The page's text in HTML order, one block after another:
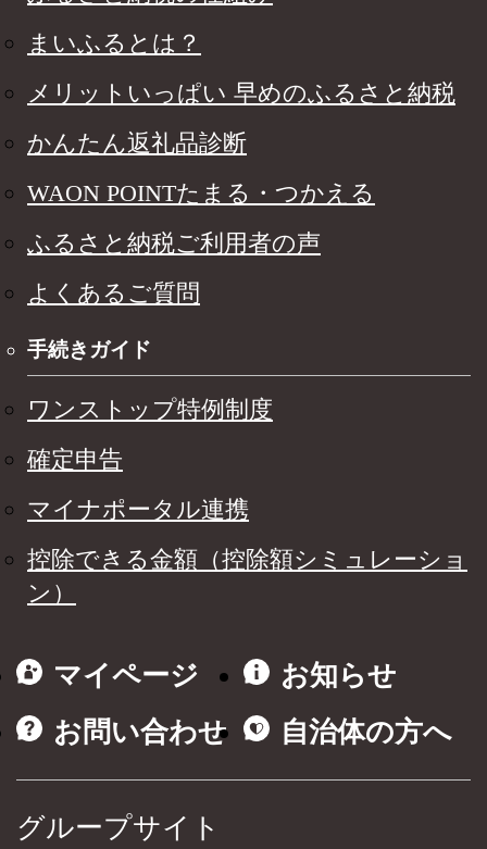
まいふるとは？
メリットいっぱい 早めのふるさと納税
かんたん返礼品診断
WAON POINTたまる・つかえる
ふるさと納税ご利用者の声
よくあるご質問
手続きガイド
ワンストップ特例制度
確定申告
マイナポータル連携
控除できる金額（控除額シミュレーショ
ン）
マイページ
お知らせ
お問い合わせ
自治体の方へ
グループサイト